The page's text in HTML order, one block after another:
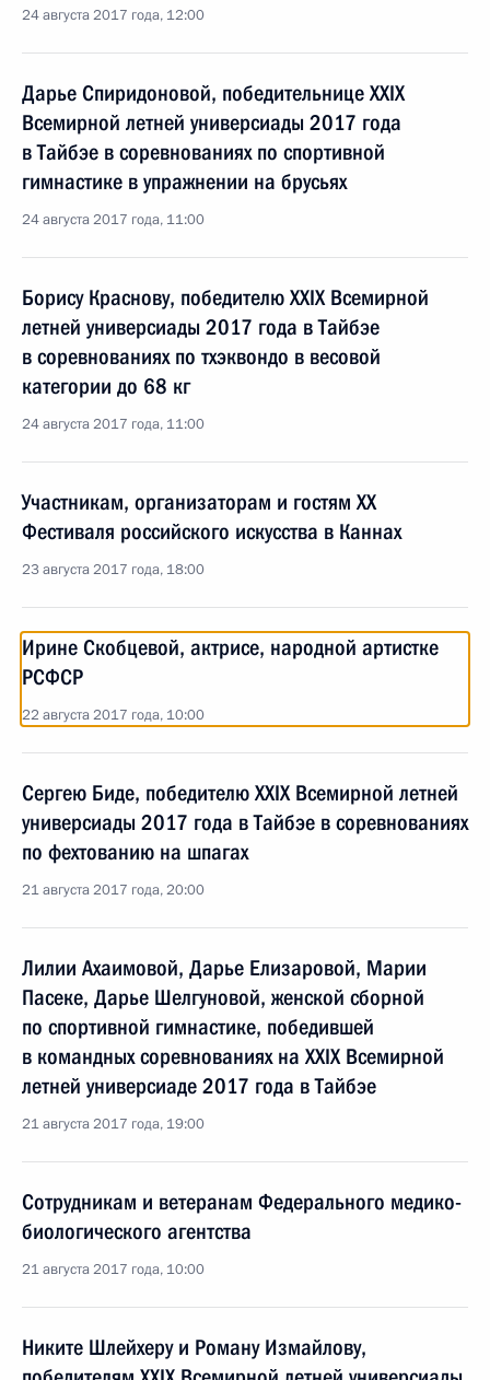
24 августа 2017 года, 12:00
Дарье Спиридоновой, победительнице XXIX
Всемирной летней универсиады 2017 года
в Тайбэе в соревнованиях по спортивной
гимнастике в упражнении на брусьях
24 августа 2017 года, 11:00
Борису Краснову, победителю XXIX Всемирной
летней универсиады 2017 года в Тайбэе
в соревнованиях по тхэквондо в весовой
категории до 68 кг
24 августа 2017 года, 11:00
Участникам, организаторам и гостям XX
Фестиваля российского искусства в Каннах
23 августа 2017 года, 18:00
Ирине Скобцевой, актрисе, народной артистке
РСФСР
22 августа 2017 года, 10:00
Сергею Биде, победителю XXIX Всемирной летней
универсиады 2017 года в Тайбэе в соревнованиях
по фехтованию на шпагах
21 августа 2017 года, 20:00
Лилии Ахаимовой, Дарье Елизаровой, Марии
Пасеке, Дарье Шелгуновой, женской сборной
по спортивной гимнастике, победившей
в командных соревнованиях на XXIX Всемирной
летней универсиаде 2017 года в Тайбэе
21 августа 2017 года, 19:00
Сотрудникам и ветеранам Федерального медико-
биологического агентства
21 августа 2017 года, 10:00
Никите Шлейхеру и Роману Измайлову,